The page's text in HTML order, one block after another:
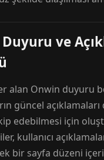
ve
alan Onwin duyuru
güncel
edebilmesi için
kullanıcı
bir sayfa düzeni